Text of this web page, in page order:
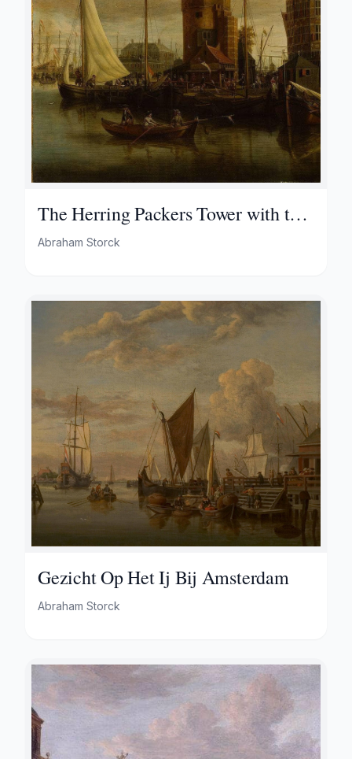
The Herring Packers Tower with the
City Inn in the Background
Abraham Storck
Gezicht Op Het Ij Bij Amsterdam
Abraham Storck